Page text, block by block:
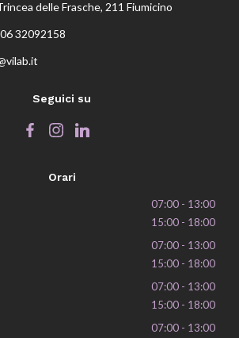
delle Frasche, 211 Fiumicino
32092158
Seguici su
Orari
07:00 - 13:00
15:00 - 18:00
07:00 - 13:00
15:00 - 18:00
07:00 - 13:00
15:00 - 18:00
07:00 - 13:00